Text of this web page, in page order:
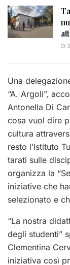
Una
“A. Argoli”,
Antonella Di
cosa vuol dire
cultura
resto l’Istituto
tarati sulle
organizza la
iniziative che
selezionato e
“La nostra
degli studenti”
Clementina
iniziativa così